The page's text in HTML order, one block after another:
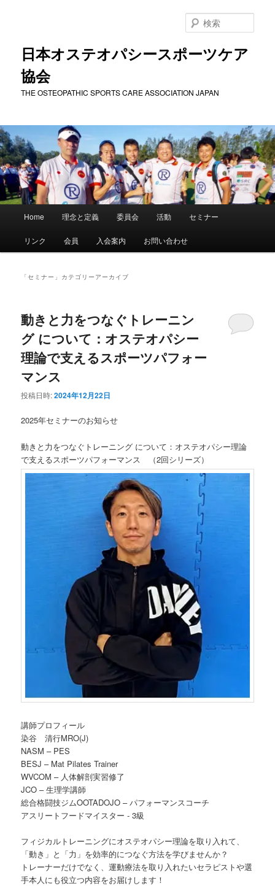
移
動
動
日本オステオパシースポーツケア
協会
THE OSTEOPATHIC SPORTS CARE ASSOCIATION JAPAN
索
メ
Home 理念と定義 委員会 活動 セミナー
リンク 会員 入会案内 お問い合わせ
「セミナー 」カテゴリーアーカイブ
動きと力をつなぐトレーニン
グ について：オステオパシー
理論で支えるスポーツパフォー
マンス
投稿日時:2024年12月22日
2025年セミナーのお知らせ
動きと力をつなぐトレーニング について：オステオパシー理論
で支えるスポーツパフォーマンス （2回シリーズ）
講師プロフィール
染谷 清行MRO(J)
NASM – PES
BESJ – Mat Pilates Trainer
WVCOM – 人体解剖実習修了
JCO – 生理学講師
総合格闘技ジムOOTADOJO – パフォーマンスコーチ
アスリートフードマイスター ‐ 3級
フィジカルトレーニングにオステオパシー理論を取り入れて、
「動き」と「力」を効率的につなぐ方法を学びませんか？
トレーナーだけでなく、運動療法を取り入れたいセラピストや選
手本人にも役立つ内容をお届けします！